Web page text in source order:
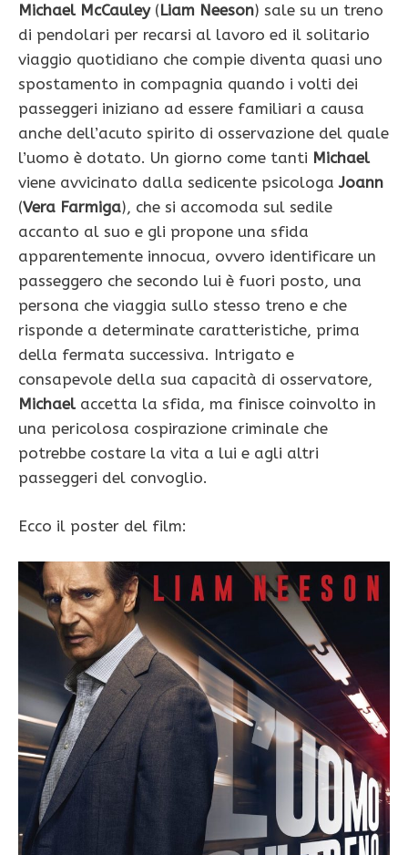
Michael McCauley(Liam Neeson) sale su un treno
di pendolari per recarsi al lavoro ed il solitario
viaggio quotidiano che compie diventa quasi uno
spostamento in compagnia quando i volti dei
passeggeri iniziano ad essere familiari a causa
anche dell’acuto spirito di osservazione del quale
l’uomo è dotato. Un giorno come tanti Michael
viene avvicinato dalla sedicente psicologaJoann
(Vera Farmiga), che si accomoda sul sedile
accanto al suo e gli propone una sfida
apparentemente innocua, ovvero identificare un
passeggero che secondo lui è fuori posto, una
persona che viaggia sullo stesso treno e che
risponde a determinate caratteristiche, prima
della fermata successiva. Intrigato e
consapevole della sua capacità di osservatore,
Michaelaccetta la sfida, ma finisce coinvolto in
una pericolosa cospirazione criminale che
potrebbe costare la vita a lui e agli altri
passeggeri del convoglio.
Ecco il poster del film: